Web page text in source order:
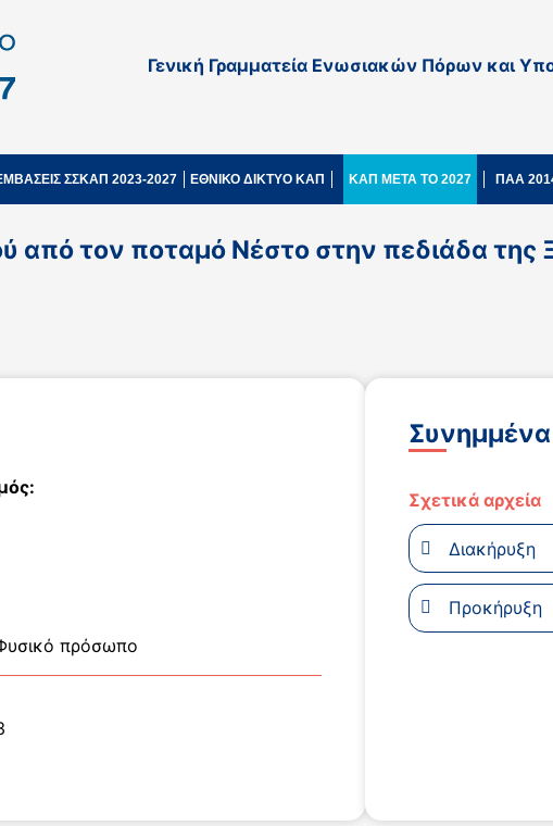
Γενική Γραμματεία Ενωσιακών Πόρων και
ΣΣΚΑΠ 2023-2027 ΕΘΝΙΚΟ ΔΙΚΤΥΟ ΚΑΠ ΚΑΠ ΜΕΤΑ ΤΟ 2027 ΠΑΑ
από τον ποταμό Νέστο στην πεδιάδα της
πρόσωπο
Συνημμένα
Σχετικά αρχεία
Διακήρυξη
Προκήρυξη